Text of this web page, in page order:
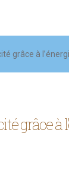
grâce à
grâce à